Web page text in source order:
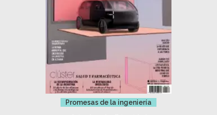
Promesas de la ingeniería